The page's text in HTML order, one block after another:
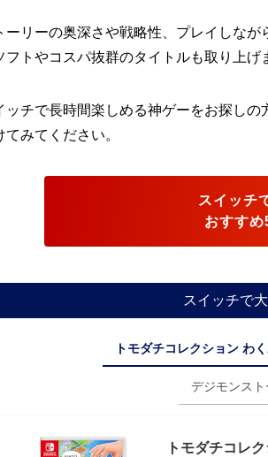
ーリーの奥深さや戦略性、プレイしな
フトやコスパ抜群のタイトルも取り上げ
ッチで長時間楽しめる神ゲーをお探し
てみてください。
スイッチ
おすす
スイッチで
トモダチコレクション わ
デジモンス
トモダチコレ